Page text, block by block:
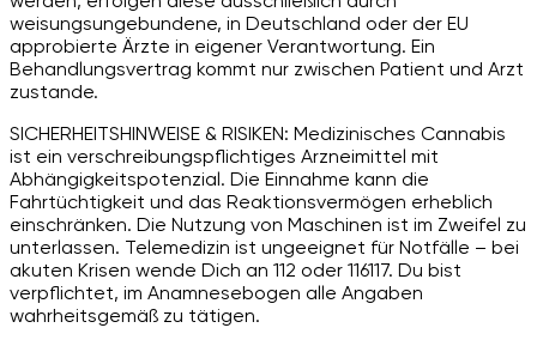
weisungsungebundene, in Deutschland oder der EU
approbierte Ärzte in eigener Verantwortung. Ein
Behandlungsvertrag kommt nur zwischen Patient und Arzt
zustande.
SICHERHEITSHINWEISE & RISIKEN: Medizinisches Cannabis
ist ein verschreibungspflichtiges Arzneimittel mit
Abhängigkeitspotenzial. Die Einnahme kann die
Fahrtüchtigkeit und das Reaktionsvermögen erheblich
einschränken. Die Nutzung von Maschinen ist im Zweifel zu
unterlassen. Telemedizin ist ungeeignet für Notfälle – bei
akuten Krisen wende Dich an 112 oder 116117. Du bist
verpflichtet, im Anamnesebogen alle Angaben
wahrheitsgemäß zu tätigen.